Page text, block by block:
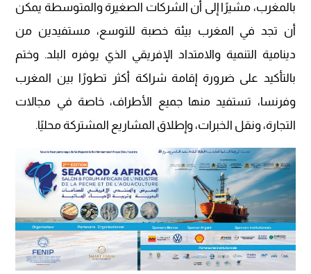
بالمغرب، مشيرًا إلى أن الشركات الصغيرة والمتوسطة يمكن
أن تجد في المغرب بيئة خصبة للتوسع، مستفيدين من
دينامية التنمية والامتداد الإفريقي الذي يوفره البلد. وختم
بالتأكيد على ضرورة إقامة شراكة أكثر تطورًا بين المغرب
وفرنسا، تستفيد منها جميع الأطراف، خاصة في مجالات
التجارة، ونقل الخبرات، وإطلاق المشاريع المشتركة محليًا.